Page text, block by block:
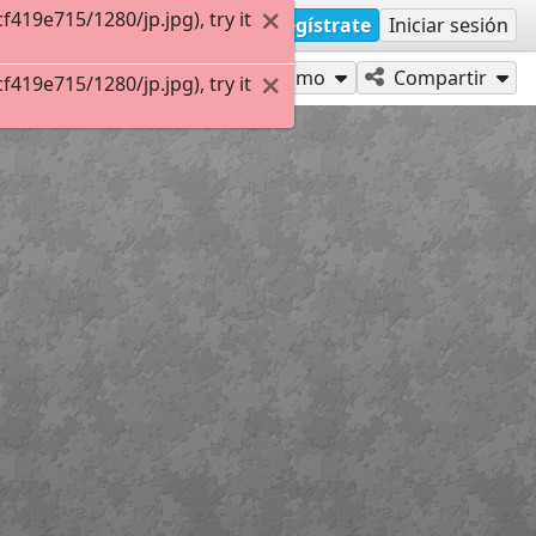
Regístrate Iniciar sesión
Jugar como Compartir
1280/jp.jpg), try it
1280/jp.jpg), try it